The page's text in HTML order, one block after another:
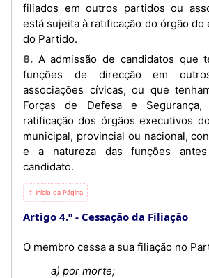
filiados em outros partidos ou
está sujeita à ratificação do órgão do
do Partido.
8. A admissão de candidatos que tenham exercido
funções de direcção em
associações cívicas, ou que
Forças de Defesa e
ratificação dos órgãos executivos
municipal, provincial ou nacional,
e a natureza das funções
candidato.
⇡ Início da Página
Artigo 4.º Cessação da Filiação
O membro cessa a sua filiação no
a) por morte;